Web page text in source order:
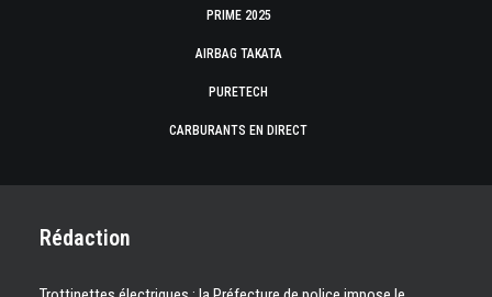
PRIME 2025
AIRBAG TAKATA
PURETECH
CARBURANTS EN DIRECT
Rédaction